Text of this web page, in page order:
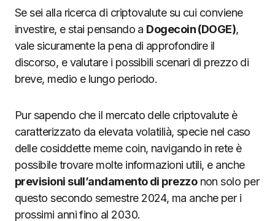
Se sei alla ricerca di criptovalute su cui conviene
investire, e stai pensando a Dogecoin (DOGE),
vale sicuramente la pena di approfondire il
discorso, e valutare i possibili scenari di prezzo di
breve, medio e lungo periodo.
Pur sapendo che il mercato delle criptovalute è
caratterizzato da elevata volatilià, specie nel caso
delle cosiddette meme coin, navigando in rete è
possibile trovare molte informazioni utili, e anche
previsioni sull’andamento di prezzonon solo per
questo secondo semestre 2024, ma anche per i
prossimi anni fino al 2030.